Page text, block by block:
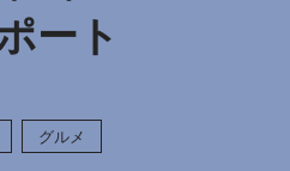
ート
グルメ